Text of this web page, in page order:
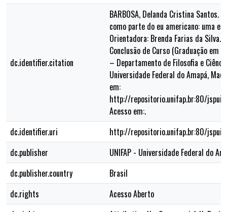
dc.identifier.citation
BARBOSA, Delanda Cristina Santos.
como parte do eu americano: uma
Orientadora: Brenda Farias da Silva.
Conclusão de Curso (Graduação em
– Departamento de Filosofia e
Universidade Federal do Amapá,
em:
http://repositorio.unifap.br:80/jspui/
Acesso em:.
dc.identifier.uri
http://repositorio.unifap.br:80/jspui/
dc.publisher
UNIFAP - Universidade Federal do
dc.publisher.country
Brasil
dc.rights
Acesso Aberto